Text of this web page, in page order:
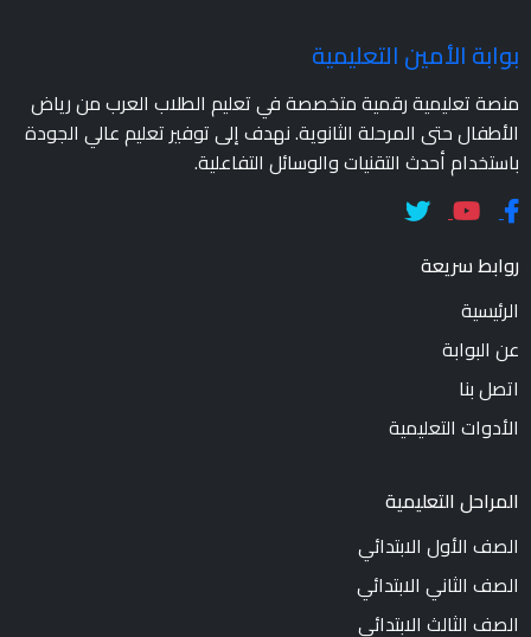
بوابة الأمين التعليمية
منصة تعليمية رقمية متخصصة في تعليم الطلاب العرب من رياض
الأطفال حتى المرحلة الثانوية. نهدف إلى توفير تعليم عالي الجودة
باستخدام أحدث التقنيات والوسائل التفاعلية.
روابط سريعة
الرئيسية
عن البوابة
اتصل بنا
الأدوات التعليمية
المراحل التعليمية
الصف الأول الابتدائي
الصف الثاني الابتدائي
الصف الثالث الابتدائي